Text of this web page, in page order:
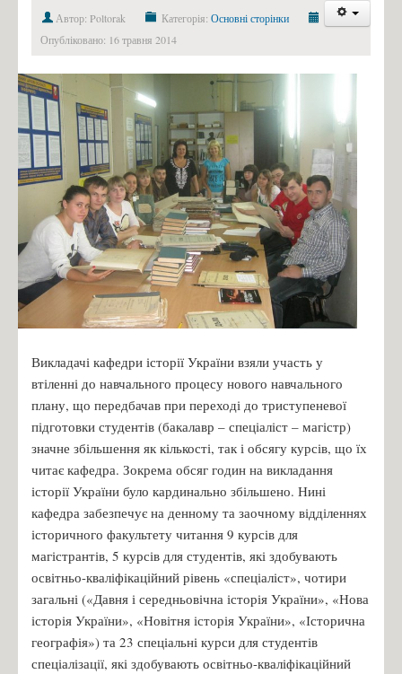
Автор: Poltorak Категорія: Основні сторінки
Опубліковано: 16 травня 2014
Викладачі кафедри історії України взяли участь у
втіленні до навчального процесу нового навчального
плану, що передбачав при переході до триступеневої
підготовки студентів (бакалавр – спеціаліст – магістр)
значне збільшення як кількості, так і обсягу курсів, що їх
читає кафедра. Зокрема обсяг годин на викладання
історії України було кардинально збільшено. Нині
кафедра забезпечує на денному та заочному відділеннях
історичного факультету читання 9 курсів для
магістрантів, 5 курсів для студентів, які здобувають
освітньо-кваліфікаційний рівень «спеціаліст», чотири
загальні («Давня і середньовічна історія України», «Нова
історія України», «Новітня історія України», «Історична
географія») та 23 спеціальні курси для студентів
спеціалізації, які здобувають освітньо-кваліфікаційний